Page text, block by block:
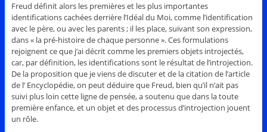
Freud définit alors les premières et les plus importantes
identifications cachées derrière l’Idéal du Moi, comme l’identification
avec le père, ou avec les parents ; il les place, suivant son expression,
dans « la pré-histoire de chaque personne ». Ces formulations
rejoignent ce que j’ai décrit comme les premiers objets introjectés,
car, par définition, les identifications sont le résultat de l’introjection.
De la proposition que je viens de discuter et de la citation de l’article
de l’ Encyclopédie, on peut déduire que Freud, bien qu’il n’ait pas
suivi plus loin cette ligne de pensée, a soutenu que dans la toute
première enfance, et un objet et des processus d’introjection jouent
un rôle.